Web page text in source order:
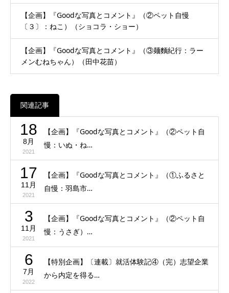
【企画】『Goodな写真とコメント』（②ペット自慢
〔３〕：ねこ）（ショコラ・ショー）
【企画】『Goodな写真とコメント』（③麺麵紀行：ラー
メンむねちゃん）（田中花苗）
関連記事
18
8月
2021
【企画】『Goodな写真とコメント』（②ペット自
慢：いぬ・ね…
17
11月
2021
【企画】『Goodな写真とコメント』（①ふるさと
自慢：羽島市…
3
11月
2021
【企画】『Goodな写真とコメント』（②ペット自
慢：うさぎ）…
6
7月
2022
【特別企画】〔連載〕就活体験記④（完）志望企業
から内定を得る…